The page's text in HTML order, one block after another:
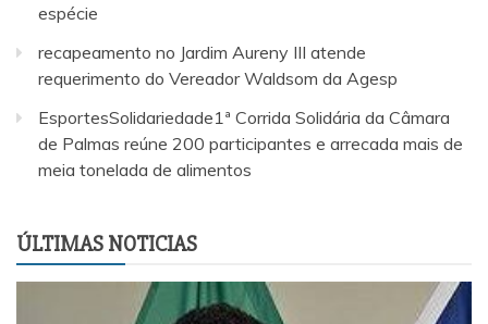
espécie
recapeamento no Jardim Aureny III atende
requerimento do Vereador Waldsom da Agesp
EsportesSolidariedade1ª Corrida Solidária da Câmara
de Palmas reúne 200 participantes e arrecada mais de
meia tonelada de alimentos
ÚLTIMAS NOTICIAS